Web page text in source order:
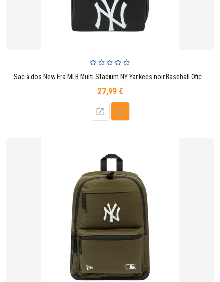
Sac à dos New Era MLB Multi Stadium NY Yankees noir Baseball Oficielle
27,99 €Prix